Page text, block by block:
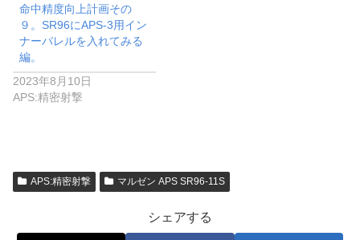
命中精度向上計画その
９。SR96にAPS-3用イン
ナーバレルを入れてみる
編。
2023年8月10日
APS:精密射撃
APS:精密射撃 マルゼン APS SR96-11S
シェアする